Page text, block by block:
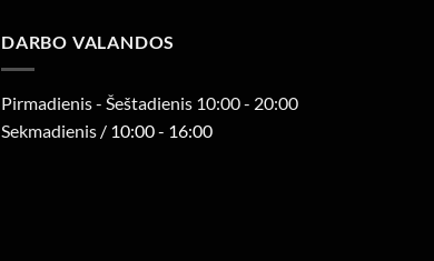
DARBO VALANDOS
Pirmadienis - Šeštadienis 10:00 - 20:00
Sekmadienis / 10:00 - 16:00